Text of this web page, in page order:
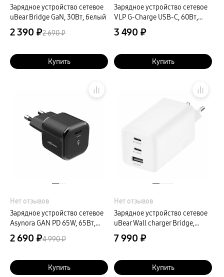
Зарядное устройство сетевое
uBear Bridge GaN, 30Вт, белый
2 390 ₽2 690 ₽
Купить
Зарядное устройство сетевое
VLP G-Charge USB-C, 60Вт,
черный
3 490 ₽
Купить
Нет отзывов
Зарядное устройство сетевое
Asynora GAN PD 65W, 65Вт,
черный
2 690 ₽4 990 ₽
Купить
Нет отзывов
Зарядное устройство сетевое
uBear Wall charger Bridge,
100Вт, белый
7 990 ₽
Купить